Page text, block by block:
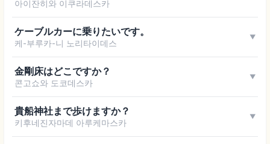
아이잔히와 이쿠라데스카
ケーブルカーに乗りたいです。
케-부루카-니 노리타이데스
▼
金剛床はどこですか？
콘고쇼와 도코데스카
▼
貴船神社まで歩けますか？
키후네진자마데 아루케마스카
▼